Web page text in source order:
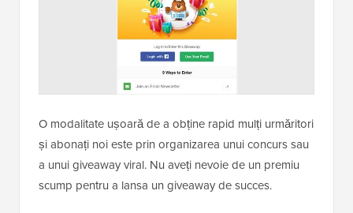
O modalitate ușoară de a obține rapid mulți urmăritori
și abonați noi este prin organizarea unui concurs sau
a unui giveaway viral. Nu aveți nevoie de un premiu
scump pentru a lansa un giveaway de succes.